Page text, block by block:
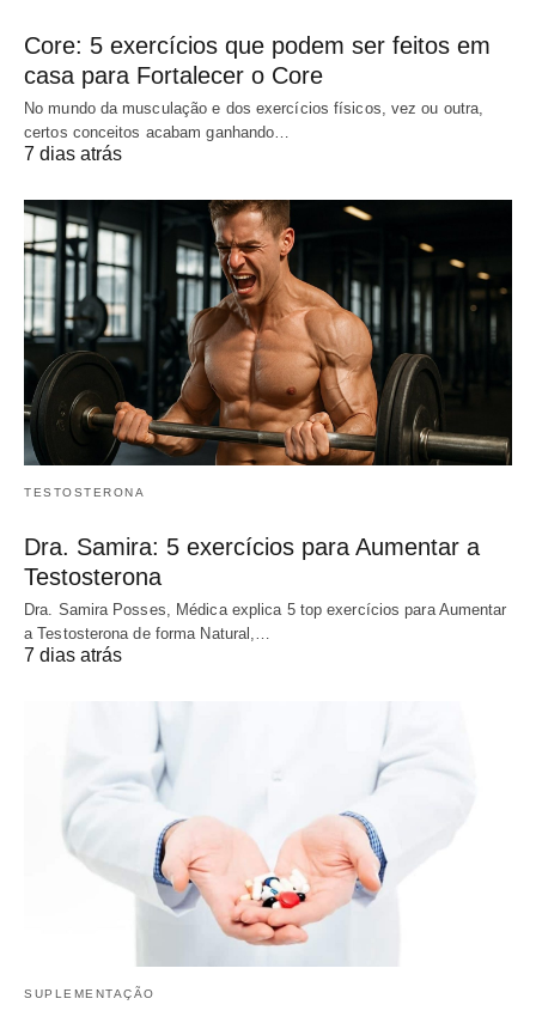
Core: 5 exercícios que podem ser feitos em
casa para Fortalecer o Core
No mundo da musculação e dos exercícios físicos, vez ou outra,
certos conceitos acabam ganhando…
7 dias atrás
TESTOSTERONA
Dra. Samira: 5 exercícios para Aumentar a
Testosterona
Dra. Samira Posses, Médica explica 5 top exercícios para Aumentar
a Testosterona de forma Natural,…
7 dias atrás
SUPLEMENTAÇÃO